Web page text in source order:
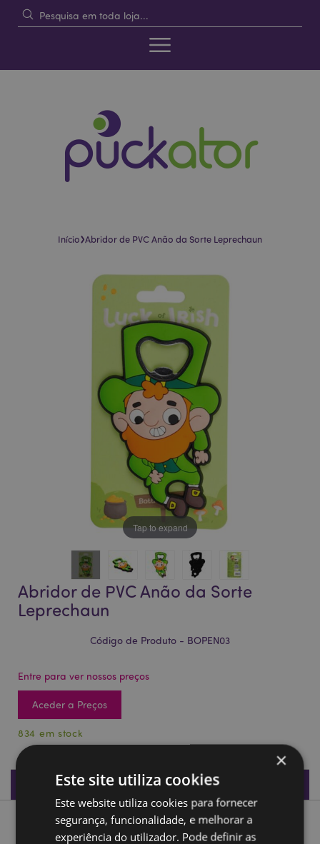
Início›Abridor de PVC Anão da Sorte Leprechaun
Tap to expand
Abridor de PVC Anão da Sorte
Leprechaun
Código de Produto - BOPEN03
Entre para ver nossos preços
Aceder a Preços
834 em stock
Especificações do Produto
Descrição do Produto
×
Este site utiliza cookies
Este website utiliza cookies para fornecer
segurança, funcionalidade, e melhorar a
experiência do utilizador. Pode definir as